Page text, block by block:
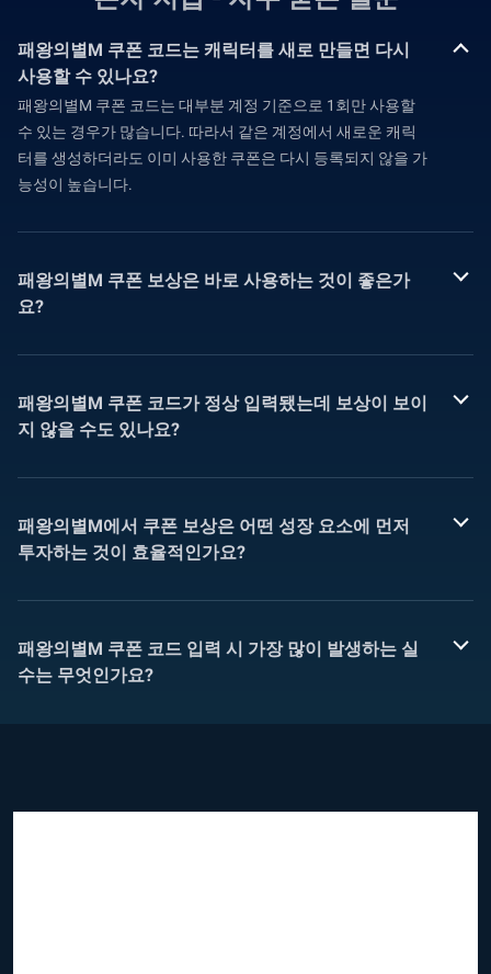
패왕의별M 쿠폰 코드는 캐릭터를 새로 만들면 다시
사용할 수 있나요?
패왕의별M 쿠폰 코드는 대부분 계정 기준으로 1회만 사용할
수 있는 경우가 많습니다. 따라서 같은 계정에서 새로운 캐릭
터를 생성하더라도 이미 사용한 쿠폰은 다시 등록되지 않을 가
능성이 높습니다.
패왕의별M 쿠폰 보상은 바로 사용하는 것이 좋은가
요?
패왕의별M 쿠폰 코드가 정상 입력됐는데 보상이 보이
지 않을 수도 있나요?
패왕의별M에서 쿠폰 보상은 어떤 성장 요소에 먼저
투자하는 것이 효율적인가요?
패왕의별M 쿠폰 코드 입력 시 가장 많이 발생하는 실
수는 무엇인가요?